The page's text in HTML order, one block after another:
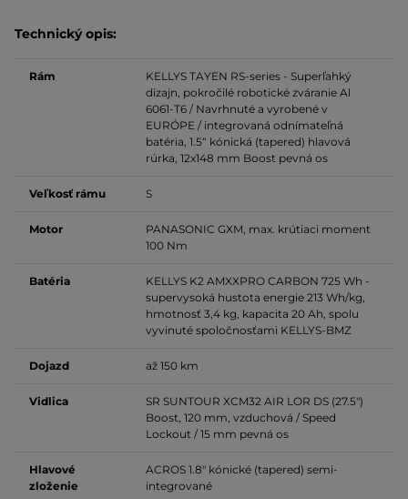
Technický opis:
Rám
KELLYS TAYEN RS-series - Superľahký
dizajn, pokročilé robotické zváranie Al
6061-T6 / Navrhnuté a vyrobené v
EURÓPE / integrovaná odnímateľná
batéria, 1.5“ kónická (tapered) hlavová
rúrka, 12x148 mm Boost pevná os
Veľkosť rámu S
Motor
PANASONIC GXM, max. krútiaci moment
100 Nm
Batéria
KELLYS K2 AMXXPRO CARBON 725 Wh -
supervysoká hustota energie 213 Wh/kg,
hmotnosť 3,4 kg, kapacita 20 Ah, spolu
vyvinuté spoločnosťami KELLYS-BMZ
Dojazd až 150 km
Vidlica
SR SUNTOUR XCM32 AIR LOR DS (27.5")
Boost, 120 mm, vzduchová / Speed
Lockout / 15 mm pevná os
Hlavové
zloženie
ACROS 1.8" kónické (tapered) semi-
integrované